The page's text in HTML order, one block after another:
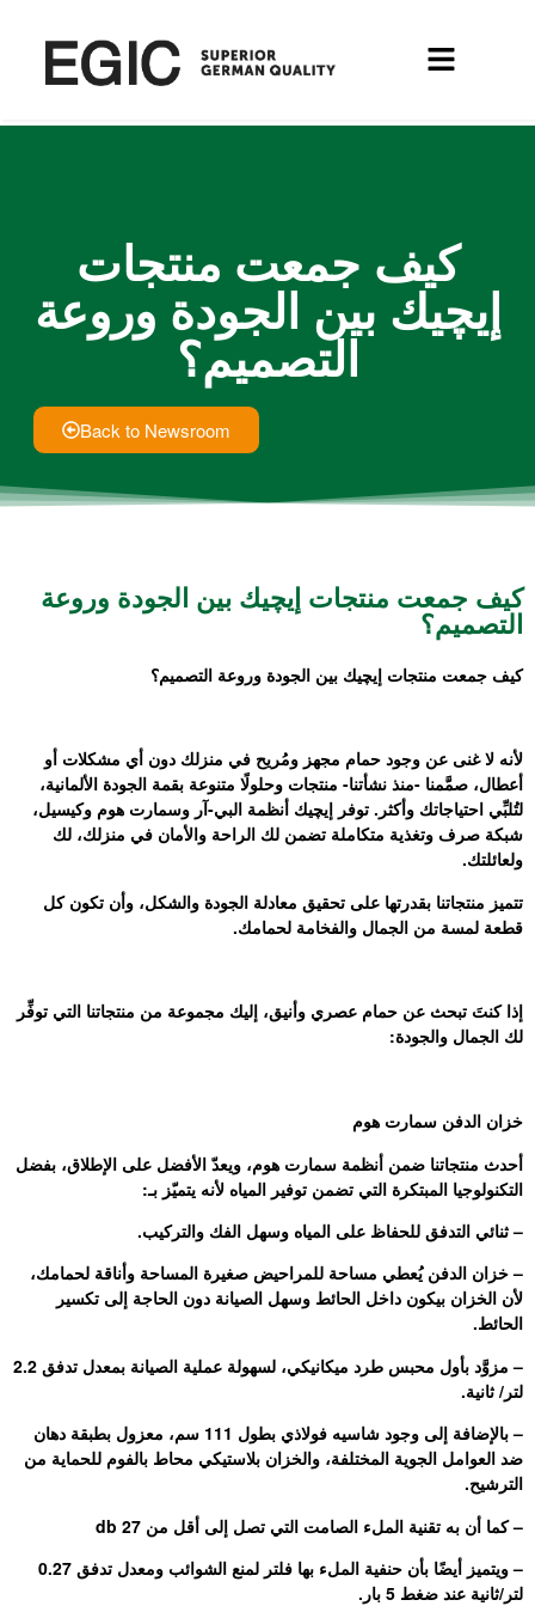
كيف جمعت منتجات
إيچيك بين الجودة وروعة
التصميم؟
Back to Newsroom
كيف جمعت منتجات إيچيك بين الجودة وروعة
التصميم؟
كيف جمعت منتجات إيچيك بين الجودة وروعة التصميم؟
لأنه لا غنى عن وجود حمام مجهز ومُريح في منزلك دون أي مشكلات أو
أعطال، صمَّمنا -منذ نشأتنا- منتجات وحلولًا متنوعة بقمة الجودة الألمانية،
لتُلبِّي احتياجاتك وأكثر. توفر إيچيك أنظمة البي-آر وسمارت هوم وكيسيل،
شبكة صرف وتغذية متكاملة تضمن لك الراحة والأمان في منزلك، لك
ولعائلتك.
تتميز منتجاتنا بقدرتها على تحقيق معادلة الجودة والشكل، وأن تكون كل
قطعة لمسة من الجمال والفخامة لحمامك.
إذا كنتَ تبحث عن حمام عصري وأنيق، إليك مجموعة من منتجاتنا التي توفِّر
لك الجمال والجودة:
خزان الدفن سمارت هوم
أحدث منتجاتنا ضمن أنظمة سمارت هوم، ويعدّ الأفضل على الإطلاق، بفضل
التكنولوجيا المبتكرة التي تضمن توفير المياه لأنه يتميّز بـ:
– ثنائي التدفق للحفاظ على المياه وسهل الفك والتركيب.
– خزان الدفن يُعطي مساحة للمراحيض صغيرة المساحة وأناقة لحمامك،
لأن الخزان بيكون داخل الحائط وسهل الصيانة دون الحاجة إلى تكسير
الحائط.
– مزوَّد بأول محبس طرد ميكانيكي، لسهولة عملية الصيانة بمعدل تدفق 2.2
لتر/ ثانية.
– بالإضافة إلى وجود شاسيه فولاذي بطول 111 سم، معزول بطبقة دهان
ضد العوامل الجوية المختلفة، والخزان بلاستيكي محاط بالفوم للحماية من
الترشيح.
– كما أن به تقنية الملء الصامت التي تصل إلى أقل من 27 db
– ويتميز أيضًا بأن حنفية الملء بها فلتر لمنع الشوائب ومعدل تدفق 0.27
لتر/ثانية عند ضغط 5 بار.